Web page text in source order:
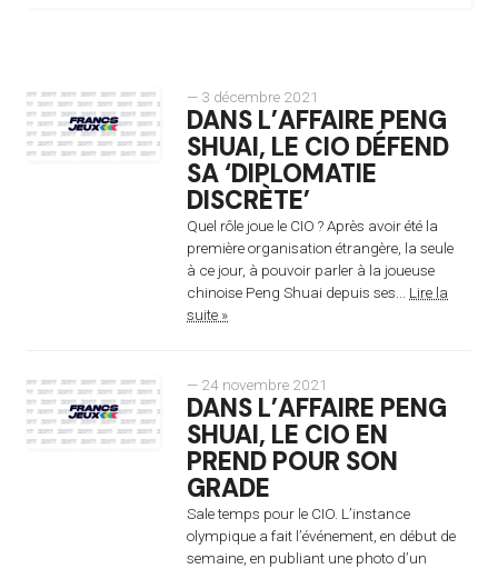
— 3 décembre 2021
DANS L’AFFAIRE PENG
SHUAI, LE CIO DÉFEND
SA ‘DIPLOMATIE
DISCRÈTE’
Quel rôle joue le CIO ? Après avoir été la
première organisation étrangère, la seule
à ce jour, à pouvoir parler à la joueuse
chinoise Peng Shuai depuis ses... Lire la
suite »
— 24 novembre 2021
DANS L’AFFAIRE PENG
SHUAI, LE CIO EN
PREND POUR SON
GRADE
Sale temps pour le CIO. L’instance
olympique a fait l’événement, en début de
semaine, en publiant une photo d’un